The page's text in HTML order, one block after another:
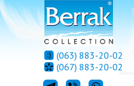
(063) 883-20-02
(067) 883-20-02